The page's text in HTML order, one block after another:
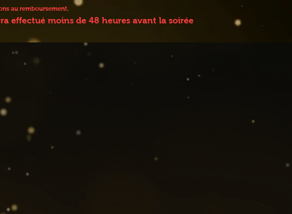
au remboursement.
effectué moins de 48 heures avant la soirée